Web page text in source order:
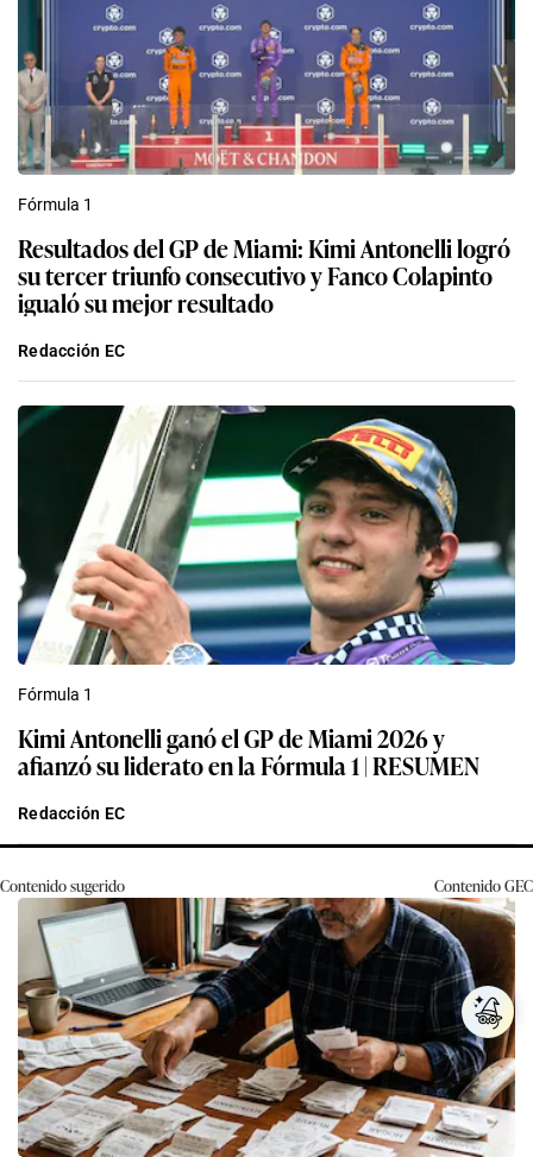
Fórmula 1
Resultados del GP de Miami: Kimi Antonelli logró
su tercer triunfo consecutivo y Fanco Colapinto
igualó su mejor resultado
Redacción EC
Fórmula 1
Kimi Antonelli ganó el GP de Miami 2026 y
afianzó su liderato en la Fórmula 1 | RESUMEN
Redacción EC
Contenido sugerido ContenidoGEC